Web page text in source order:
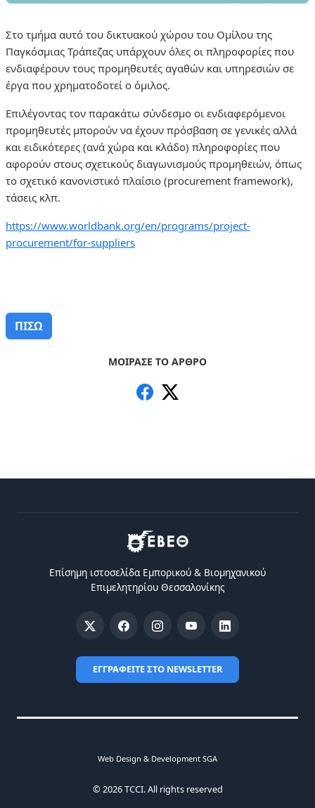
ΜΟΙΡΑΣΕ ΤΟ ΑΡΘΡΟ
Στο τμήμα αυτό του δικτυακού χώρου του Ομίλου της
Παγκόσμιας Τράπεζας υπάρχουν όλες οι πληροφορίες που
ενδιαφέρουν τους προμηθευτές αγαθών και υπηρεσιών σε
έργα που χρηματοδοτεί ο όμιλος.
Επιλέγοντας τον παρακάτω σύνδεσμο οι ενδιαφερόμενοι
προμηθευτές μπορούν να έχουν πρόσβαση σε γενικές αλλά
και ειδικότερες (ανά χώρα και κλάδο) πληροφορίες που
αφορούν στους σχετικούς διαγωνισμούς προμηθειών, όπως
το σχετικό κανονιστικό πλαίσιο (procurement framework),
τάσεις κλπ.
https://www.worldbank.org/en/programs/project-
procurement/for-suppliers
ΠΙΣΩ
Επίσημη ιστοσελίδα Eμπορικού & Bιομηχανικού
Eπιμελητηρίου Θεσσαλονίκης
ΕΓΓΡΑΦΕΙΤΕ ΣΤΟ NEWSLETTER
Web Design & Development SGA
© 2026 TCCI. All rights reserved